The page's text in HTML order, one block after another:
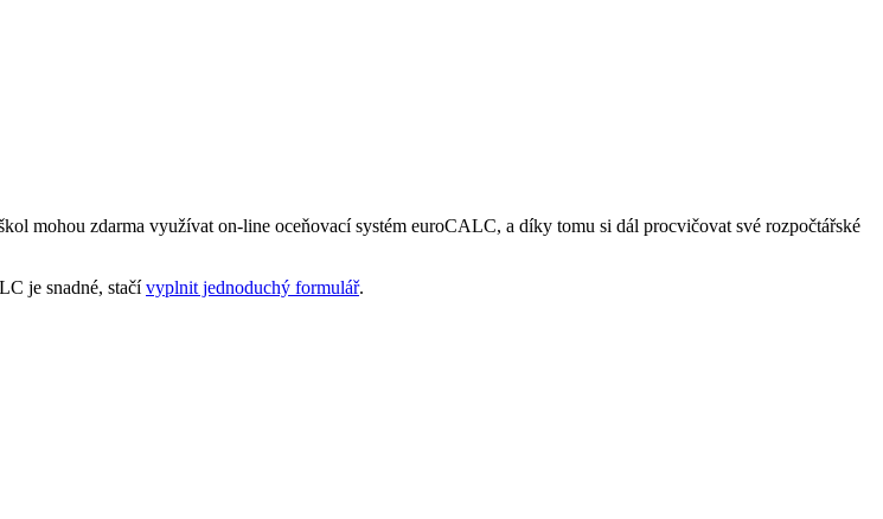
mohou zdarma využívat on-line oceňovací systém euroCALC, a díky tomu si dál procvičovat své rozpočtářské
je snadné, stačívyplnit jednoduchý formulář.